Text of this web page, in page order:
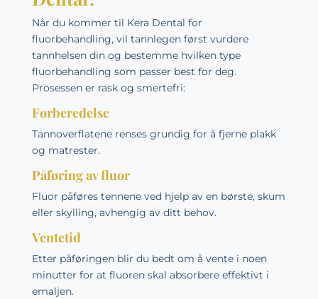
Når du kommer til Kera Dental for
fluorbehandling, vil tannlegen først vurdere
tannhelsen din og bestemme hvilken type
fluorbehandling som passer best for deg.
Prosessen er rask og smertefri:
Forberedelse
Tannoverflatene renses grundig for å fjerne plakk
og matrester.
Påføring av fluor
Fluor påføres tennene ved hjelp av en børste, skum
eller skylling, avhengig av ditt behov.
Ventetid
Etter påføringen blir du bedt om å vente i noen
minutter for at fluoren skal absorbere effektivt i
emaljen.